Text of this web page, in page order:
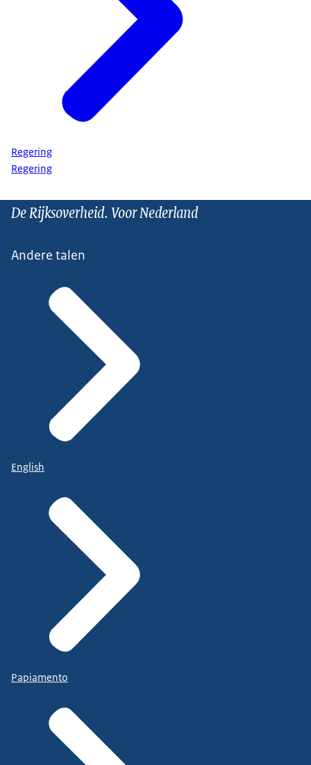
Regering
Regering
De Rijksoverheid. Voor Nederland
Andere talen
English
Papiamento